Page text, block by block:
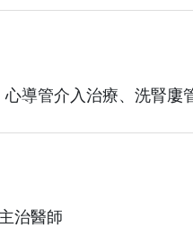
導管介入治療、洗腎廔
治醫師